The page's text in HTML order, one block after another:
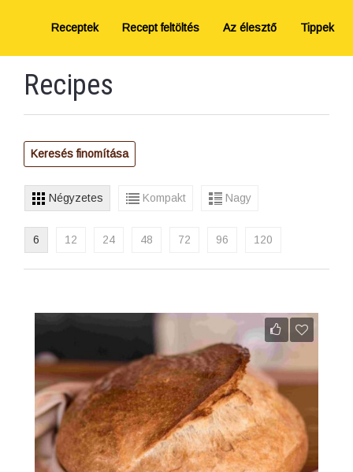
Receptek Recept feltöltés Az élesztő Tippek
Recipes
Keresés finomítása
Négyzetes Kompakt Nagy
6 12 24 48 72 96 120